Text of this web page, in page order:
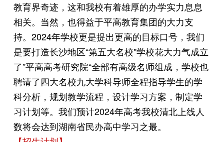
教育界奇迹，这和我校有着雄厚的办学实力息息
相关。当然，也得益于平高教育集团的大力支
持。2024年学校更是提出更高的目标口号，我们
是要打造长沙地区“第五大名校"学校花大力气成立
了”平高高考研究院“全部有高级名师组成，学校也
聘请了四大名校九大学科导师全程指导学生的学
科分析，规划教学流程，设计学习方案，制定学
习计划等。我们预计2024年高考我校清北上线人
数将会达到湖南省民办高中学习之最。